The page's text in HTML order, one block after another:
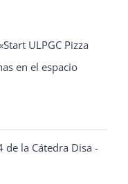
ULPGC Pizza
en el espacio
la Cátedra Disa -